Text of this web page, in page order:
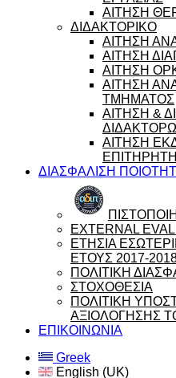
ΑΙΤΗΣΗ
ΔΙΔΑΚΤΟΡΙΚΟ
ΑΙΤΗΣΗ
ΑΙΤΗΣΗ
ΑΙΤΗΣΗ
ΑΙΤΗΣΗ
ΤΜΗΜΑΤΟΣ
ΑΙΤΗΣΗ &
ΑΙΤΗΣΗ
ΕΠΙΤΗΡΗΤΗ
ΔΙΑΣΦΑΛΙΣΗ
EXTERNAL
ΕΤΗΣΙΑ
ΕΤΟΥΣ 2017-
ΠΟΛΙΤΙΚΗ
ΣΤΟΧΟΘΕΣΙΑ
ΠΟΛΙΤΙΚΗ
ΑΞΙΟΛΟΓΗΣΗΣ
ΕΠΙΚΟΙΝΩΝΙΑ
Greek
English (UK)